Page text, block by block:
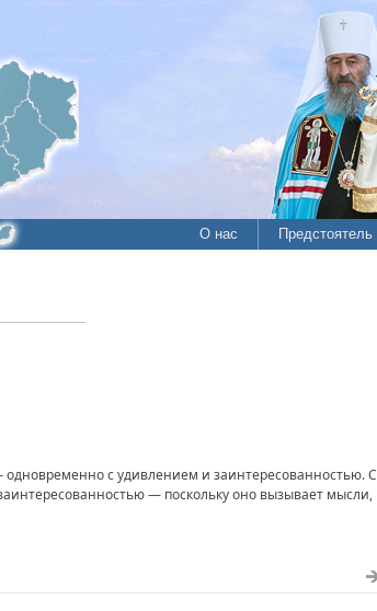
О нас Предстоятель
одновременно с удивлением и заинтересованностью. С
— поскольку оно вызывает мысли,